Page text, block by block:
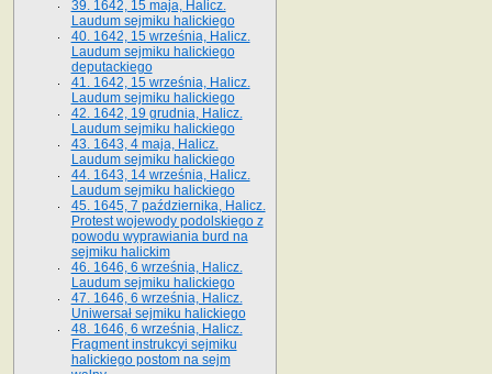
39. 1642, 15 maja, Halicz.
Laudum sejmiku halickiego
40. 1642, 15 września, Halicz.
Laudum sejmiku halickiego
deputackiego
41. 1642, 15 września, Halicz.
Laudum sejmiku halickiego
42. 1642, 19 grudnia, Halicz.
Laudum sejmiku halickiego
43. 1643, 4 maja, Halicz.
Laudum sejmiku halickiego
44. 1643, 14 września, Halicz.
Laudum sejmiku halickiego
45. 1645, 7 października, Halicz.
Protest wojewody podolskiego z
powodu wyprawiania burd na
sejmiku halickim
46. 1646, 6 września, Halicz.
Laudum sejmiku halickiego
47. 1646, 6 września, Halicz.
Uniwersał sejmiku halickiego
48. 1646, 6 września, Halicz.
Fragment instrukcyi sejmiku
halickiego postom na sejm